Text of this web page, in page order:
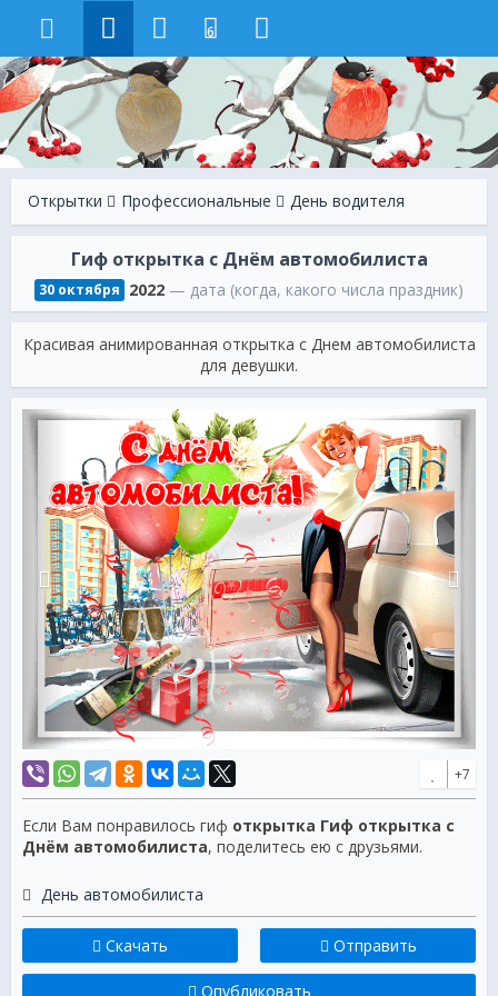
6
Открытки Профессиональные День водителя
Гиф открытка с Днём автомобилиста
30 октября 2022— дата (когда, какого числа праздник)
Красивая анимированная открытка с Днем автомобилиста
для девушки.
+7
Если Вам понравилось гиф открытка Гиф открытка с
Днём автомобилиста, поделитесь ею с друзьями.
День автомобилиста
Скачать Отправить
Опубликовать